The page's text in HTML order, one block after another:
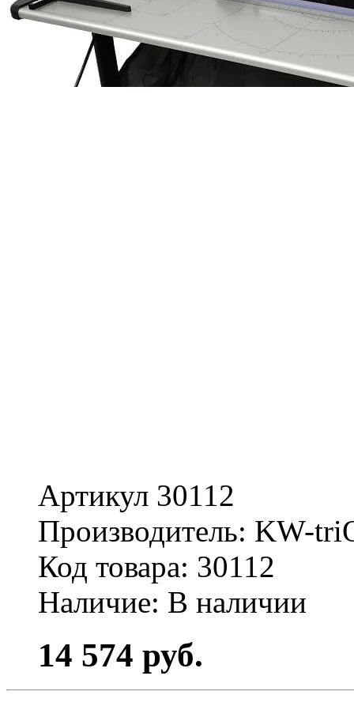
Артикул 30112
Производитель: KW-
Код товара: 30112
Наличие: В наличии
14 574 руб.